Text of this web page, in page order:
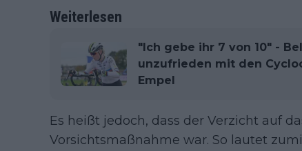
Weiterlesen
"Ich gebe ihr 7 von 10" -
unzufrieden mit den
Empel
Es heißt jedoch, dass der Verzicht auf
Vorsichtsmaßnahme war. So lautet